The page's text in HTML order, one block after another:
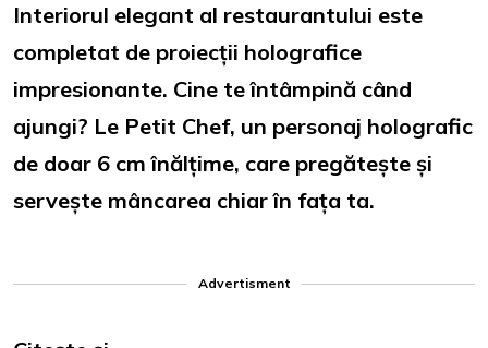
Interiorul elegant al restaurantului este
completat de proiecții holografice
impresionante. Cine te întâmpină când
ajungi? Le Petit Chef, un personaj holografic
de doar 6 cm înălțime, care pregătește și
servește mâncarea chiar în fața ta.
Advertisment